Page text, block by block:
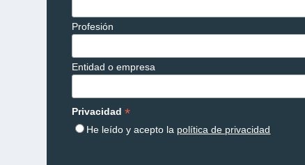
Profesión
Entidad o empresa
Privacidad*
He leído y acepto la política de privacidad